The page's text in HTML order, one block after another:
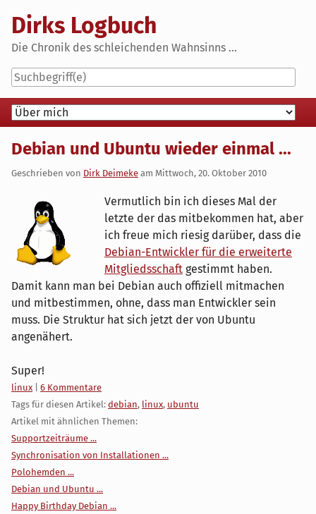
content
Dirks Logbuch
Die Chronik des schleichenden Wahnsinns ...
Navigation
Debian und Ubuntu wieder einmal ...
Geschrieben von Dirk Deimeke am Mittwoch, 20. Oktober 2010
Vermutlich bin ich dieses Mal der
letzte der das mitbekommen hat, aber
ich freue mich riesig darüber, dass die
Debian-Entwickler für die erweiterte
Mitgliedsschaft gestimmt haben.
Damit kann man bei Debian auch offiziell mitmachen
und mitbestimmen, ohne, dass man Entwickler sein
muss. Die Struktur hat sich jetzt der von Ubuntu
angenähert.
Super!
Kategorien:
linux
6 Kommentare
Tags für diesen Artikel: debian, linux, ubuntu
Artikel mit ähnlichen Themen:
Supportzeiträume ...
Synchronisation von Installationen ...
Polohemden ...
Debian und Ubuntu ...
Happy Birthday Debian ...